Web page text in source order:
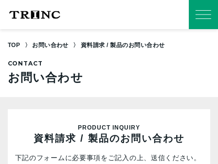
TOP お問い合わせ 資料請求 / 製品のお問い合わせ
CONTACT
お問い合わせ
PRODUCT INQUIRY
資料請求 / 製品のお問い合わせ
下記のフォームに必要事項をご記入の上、送信ください。